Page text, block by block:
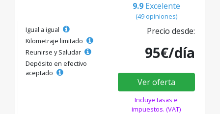
9.9 Excelente
(49 opiniones)
Igual a igual
Kilometraje limitado
Reunirse y Saludar
Depósito en efectivo
aceptado
Precio desde:
95€/día
Ver oferta
Incluye tasas e
impuestos. (VAT)